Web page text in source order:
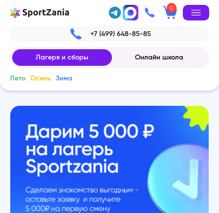
0
+7 (499) 648-85-85
Лагеря и сборы Онлайн школа
Лето Осень Зима